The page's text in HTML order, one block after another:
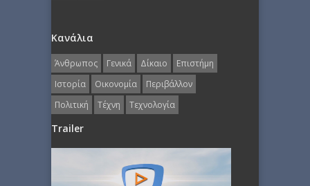
Κανάλια
Άνθρωπος Γενικά Δίκαιο
Επιστήμη
Ιστορία
Οικονομία
Περιβάλλον
Πολιτική
Τέχνη Τεχνολογία
Trailer